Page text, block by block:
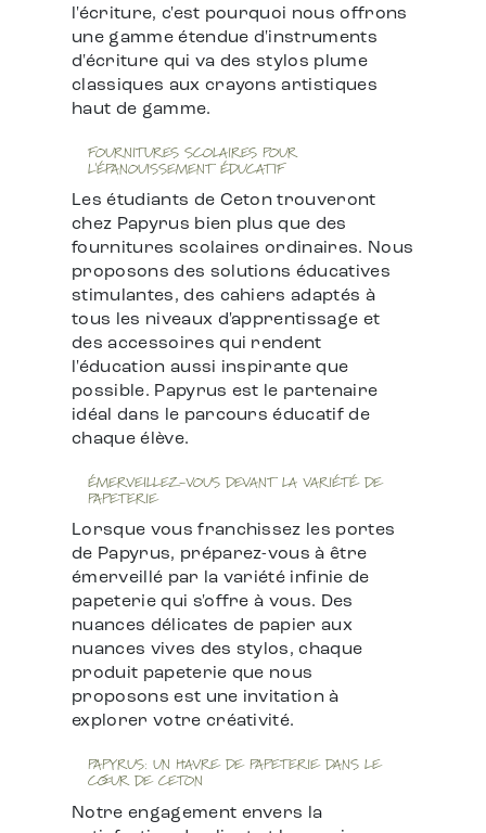
l'écriture, c'est pourquoi nous offrons
une gamme étendue d'instruments
d'écriture qui va des stylos plume
classiques aux crayons artistiques
haut de gamme.
FOURNITURES SCOLAIRES POUR
L'ÉPANOUISSEMENT ÉDUCATIF
Les étudiants de Ceton trouveront
chez Papyrus bien plus que des
fournitures scolaires ordinaires. Nous
proposons des solutions éducatives
stimulantes, des cahiers adaptés à
tous les niveaux d'apprentissage et
des accessoires qui rendent
l'éducation aussi inspirante que
possible. Papyrus est le partenaire
idéal dans le parcours éducatif de
chaque élève.
ÉMERVEILLEZ-VOUS DEVANT LA VARIÉTÉ DE
PAPETERIE
Lorsque vous franchissez les portes
de Papyrus, préparez-vous à être
émerveillé par la variété infinie de
papeterie qui s'offre à vous. Des
nuances délicates de papier aux
nuances vives des stylos, chaque
produit papeterie que nous
proposons est une invitation à
explorer votre créativité.
PAPYRUS: UN HAVRE DE PAPETERIE DANS LE
CŒUR DE CETON
Notre engagement envers la